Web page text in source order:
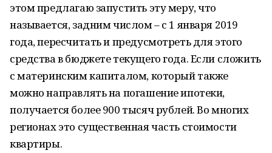
этом предлагаю запустить эту меру, что
называется, задним числом – с 1 января 2019
года, пересчитать и предусмотреть для этого
средства в бюджете текущего года. Если сложить
с материнским капиталом, который также
можно направлять на погашение ипотеки,
получается более 900 тысяч рублей. Во многих
регионах это существенная часть стоимости
квартиры.